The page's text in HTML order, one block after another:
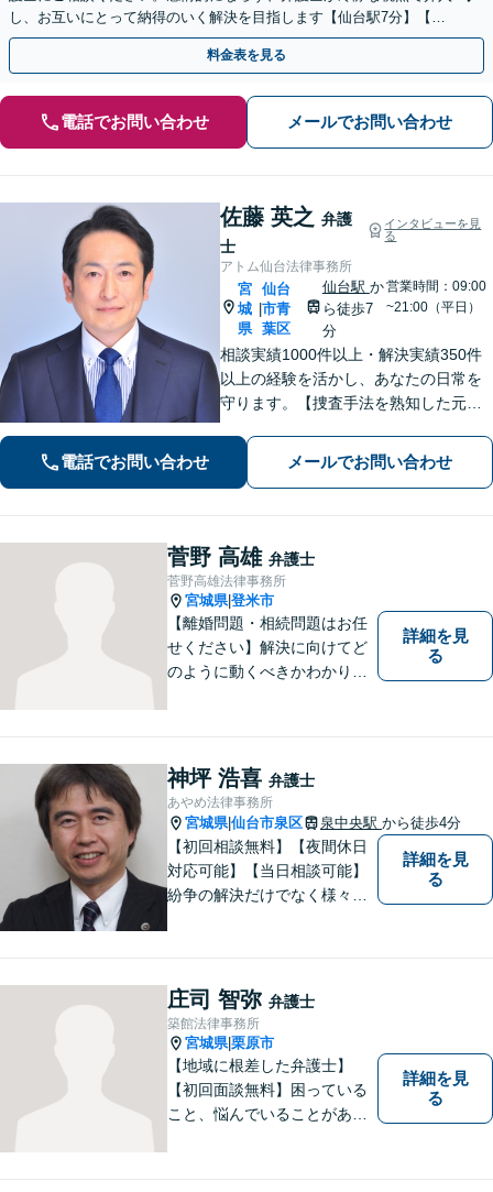
し、お互いにとって納得のいく解決を目指します【仙台駅7分】【休
日・夜間相談可】
料金表を見る
電話でお問い合わせ メールでお問い合わせ
佐藤 英之 弁護
士
インタビューを見
る
アトム仙台法律事務所
宮
城
県
|
仙台
市青
葉区
仙台駅 か
ら徒歩7
分
営業時間：09:00
~21:00（平日）
相談実績1000件以上・解決実績350件
以上の経験を活かし、あなたの日常を
守ります。【捜査手法を熟知した元警
通事故に特化】
電話でお問い合わせ メールでお問い合わせ
菅野 高雄 弁護士
菅野高雄法律事務所
宮城県|登米市
【離婚問題・相続問題はお任
せください】解決に向けてど
のように動くべきかわかりや
夜間・休日対応可】お早めの
ご相談が、納得のいく解決へ
の第一歩です。
詳細を見
る
神坪 浩喜 弁護士
あやめ法律事務所
宮城県|仙台市泉区 泉中央駅 から徒歩4分
【初回相談無料】【夜間休日
対応可能】【当日相談可能】
紛争の解決だけでなく様々な
是非一度ご相談ください。
詳細を見
る
庄司 智弥 弁護士
築館法律事務所
宮城県|栗原市
【地域に根差した弁護士】
【初回面談無料】困っている
こと、悩んでいることがあっ
まず弁護士に相談してみてく
詳細を見
る